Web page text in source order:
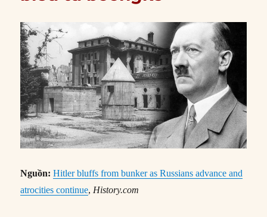
Nguồn: Hitler bluffs from bunker as Russians advance and
atrocities continue,History.com